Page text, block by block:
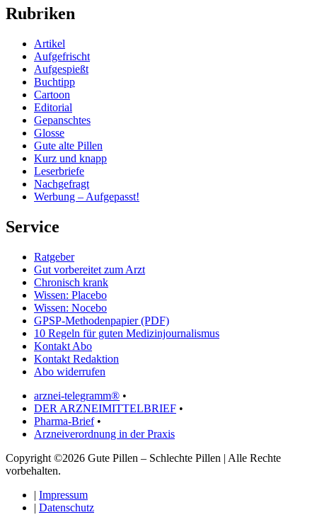
Rubriken
Artikel
Aufgefrischt
Aufgespießt
Buchtipp
Cartoon
Editorial
Gepanschtes
Glosse
Gute alte Pillen
Kurz und knapp
Leserbriefe
Nachgefragt
Werbung – Aufgepasst!
Service
Ratgeber
Gut vorbereitet zum Arzt
Chronisch krank
Wissen: Placebo
Wissen: Nocebo
GPSP-Methodenpapier (PDF)
10 Regeln für guten Medizinjournalismus
Kontakt Abo
Kontakt Redaktion
Abo widerrufen
arznei-telegramm® •
DER ARZNEIMITTELBRIEF •
Pharma-Brief•
Arzneiverordnung in der Praxis
Copyright ©2026 Gute Pillen – Schlechte Pillen | Alle Rechte
vorbehalten.
| Impressum
| Datenschutz